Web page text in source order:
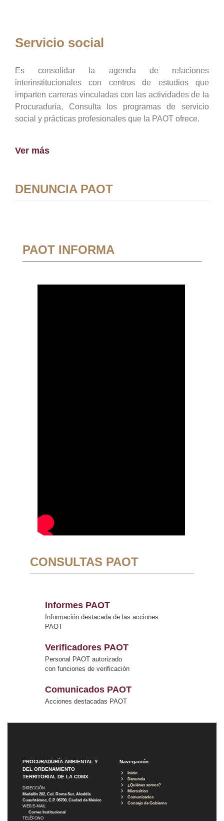
Servicio social
Es consolidar la agenda de relaciones
interinstitucionales con centros de estudios que
imparten carreras vinculadas con las actividades de la
Procuraduría, Consulta los programas de servicio
social y prácticas profesionales que la PAOT ofrece.
Ver más
DENUNCIA PAOT
PAOT INFORMA
CONSULTAS PAOT
Informes PAOT
Información destacada de las acciones
PAOT
Verificadores PAOT
Personal PAOT autorizado
con funciones de verificación
Comunicados PAOT
Acciones destacadas PAOT
PROCURADURÍA AMBIENTAL Y
DEL ORDENAMIENTO
TERRITORIAL DE LA CDMX
DIRECCIÓN
Medellín 202, Col. Roma Sur, Alcaldía
Cuauhtémoc, C.P. 06700, Ciudad de México
WEB E-MAIL
Correo Institucional
TELÉFONO
Navegación
Inicio
Denuncia
¿Quiénes somos?
Micrositios
Comunicados
Consejo de Gobierno